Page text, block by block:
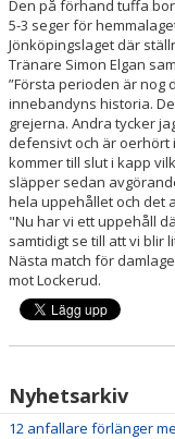
Den på förhand tuffa
5-3 seger för
Jönköpingslaget där
Tränare Simon Elgan
”Första perioden är nog
innebandyns historia.
grejerna. Andra tycker
defensivt och är oerhört
kommer till slut i kapp
släpper sedan
hela uppehållet och det
"Nu har vi ett uppehåll
samtidigt se till att vi blir
Nästa match för
mot Lockerud.
Nyhetsarkiv
12 anfallare förlänger